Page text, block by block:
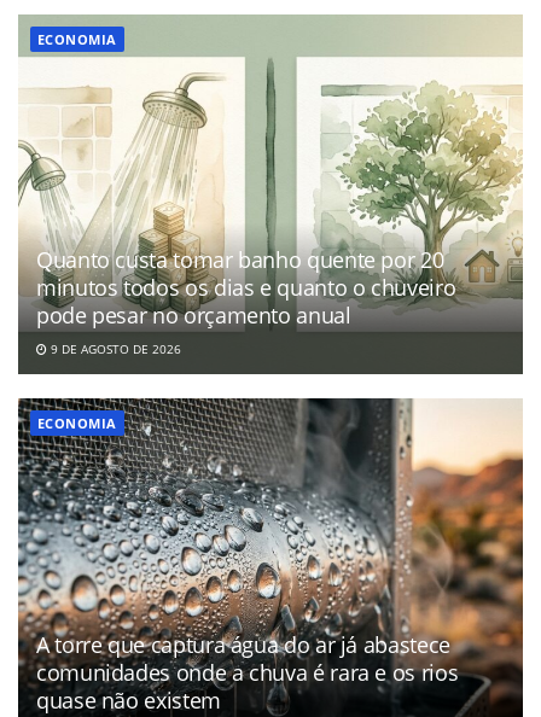
ECONOMIA
Quanto custa tomar banho quente por 20
minutos todos os dias e quanto o chuveiro
pode pesar no orçamento anual
9 DE AGOSTO DE 2026
ECONOMIA
A torre que captura água do ar já abastece
comunidades onde a chuva é rara e os rios
quase não existem